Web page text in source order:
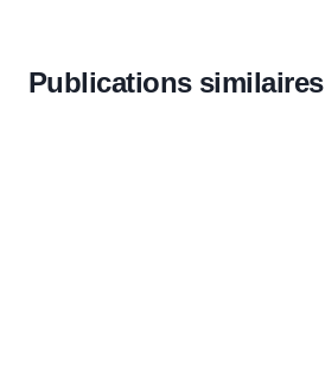
Publications similaires